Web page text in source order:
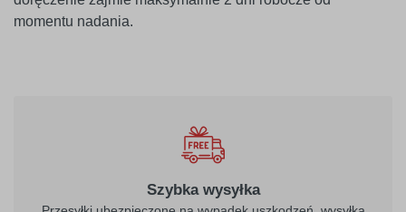
momentu nadania.
Szybka wysyłka